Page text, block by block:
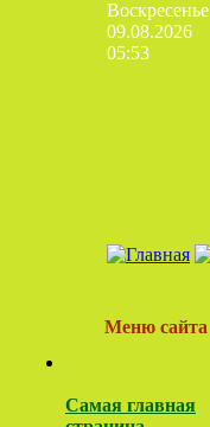
Воскресенье
09.08.2026
05:53
Меню сайта
Самая главная